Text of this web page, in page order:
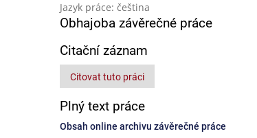
Jazyk práce: čeština
Obhajoba závěrečné práce
Citační záznam
Citovat tuto práci
Plný text práce
Obsah online archivu závěrečné práce